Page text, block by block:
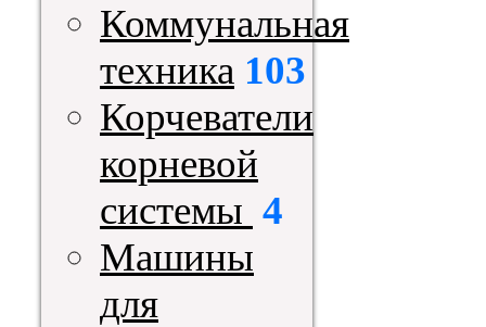
Коммунальная
техника 103
Корчеватели
корневой
системы 4
Машины
для